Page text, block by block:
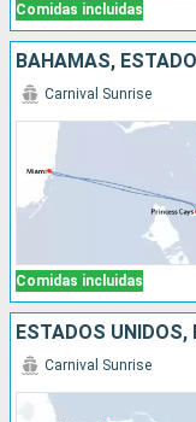
Comidas incluidas
BAHAMAS,
Comidas incluidas
Carnival Sunrise
ESTADOS
Carnival Sunrise